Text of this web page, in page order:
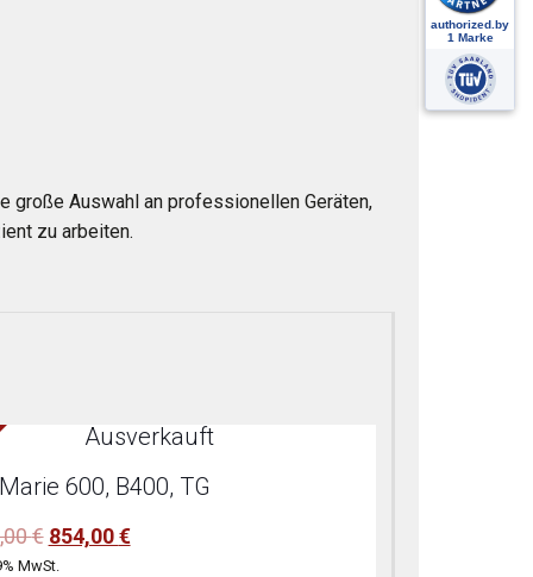
große Auswahl an professionellen Geräten,
zu arbeiten.
Ausverkauft
600, B400, TG
€ Ursprünglicher
Preis
854,00€Aktueller
MwSt.